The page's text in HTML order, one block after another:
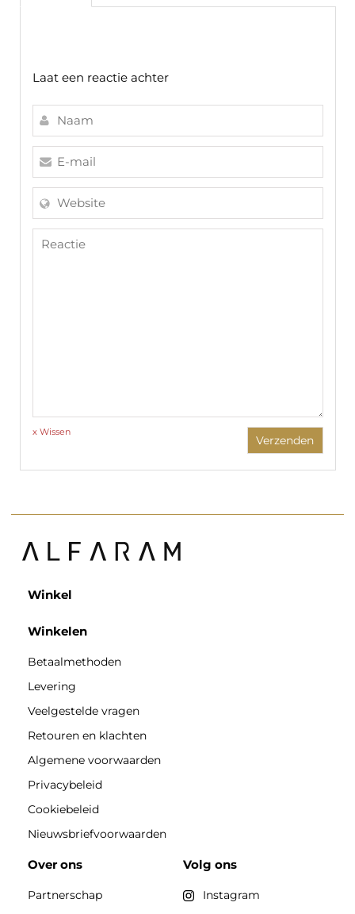
Laat een reactie achter
x Wissen
Verzenden
Winkel
Winkelen
Betaalmethoden
Levering
Veelgestelde vragen
Retouren en klachten
Algemene voorwaarden
Privacybeleid
Cookiebeleid
Nieuwsbriefvoorwaarden
Over ons
Partnerschap
Volg ons
Instagram